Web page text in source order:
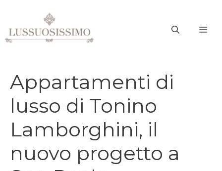
contenuto
Appartamenti di
lusso di Tonino
Lamborghini, il
nuovo progetto a